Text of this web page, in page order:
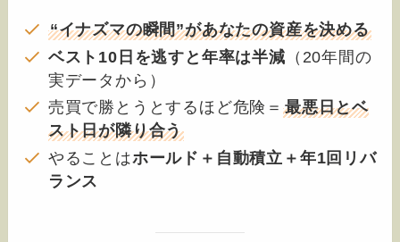
“イナズマの瞬間”があなたの資産を決める
ベスト10日を逃すと年率は半減 （20年間の
実データから）
売買で勝とうとするほど危険＝最悪日とベ
スト日が隣り合う
やることはホールド＋自動積立＋年1回リバ
ランス